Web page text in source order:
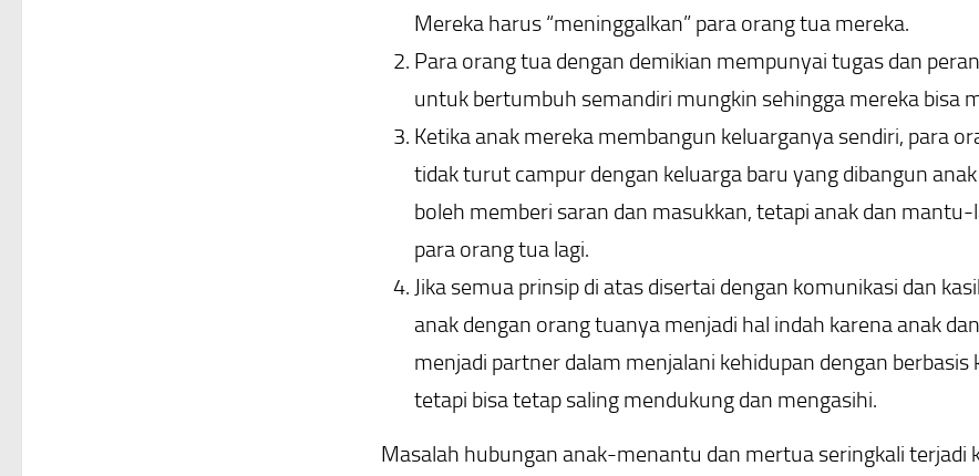
Mereka harus “meninggalkan” para orang tua mereka.
Para orang tua dengan demikian mempunyai tugas dan
untuk bertumbuh semandiri mungkin sehingga mereka bisa
Ketika anak mereka membangun keluarganya sendiri, para
tidak turut campur dengan keluarga baru yang dibangun
boleh memberi saran dan masukkan, tetapi anak dan
para orang tua lagi.
Jika semua prinsip di atas disertai dengan komunikasi dan
anak dengan orang tuanya menjadi hal indah karena anak
menjadi partner dalam menjalani kehidupan dengan
tetapi bisa tetap saling mendukung dan mengasihi.
Masalah hubungan anak-menantu dan mertua seringkali terjadi